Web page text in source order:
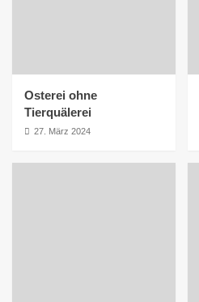
Osterei ohne
Tierquälerei
27. März 2024